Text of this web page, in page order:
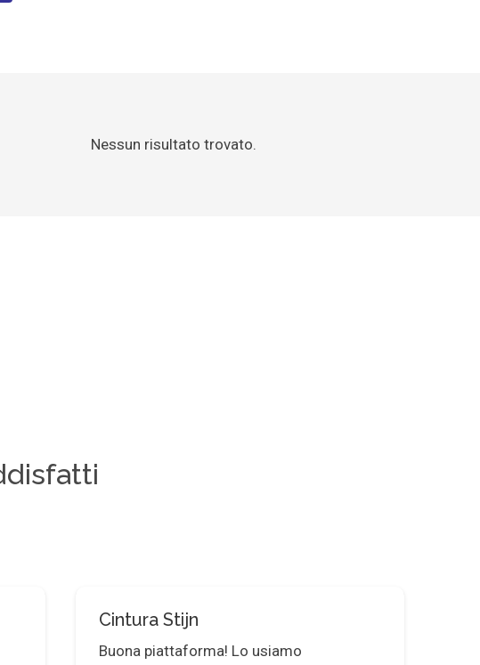
Nessun risultato trovato.
Cintura Stijn
Buona piattaforma! Lo usiamo